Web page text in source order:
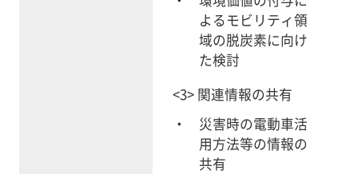
よるモビリティ領
域の脱炭素に向け
た検討
<3> 関連情報の共有
災害時の電動車活
用方法等の情報の
共有